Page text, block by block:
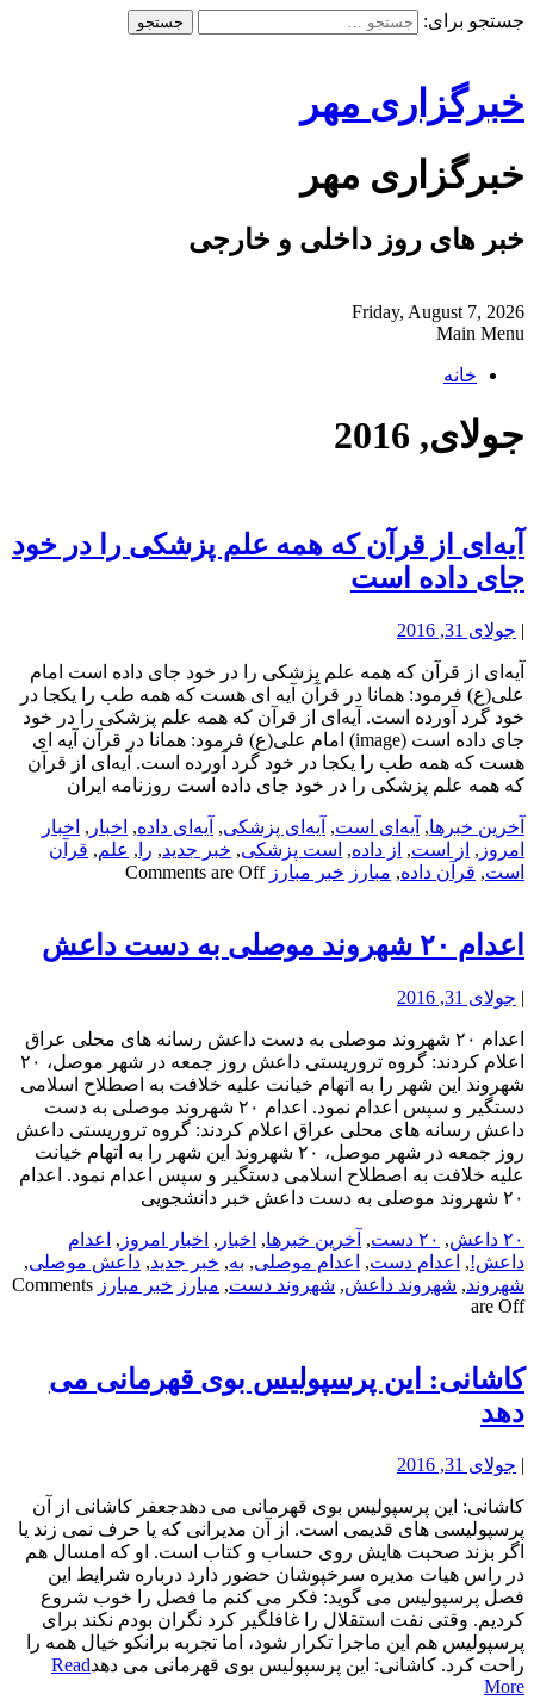
جستجو برای:
خبرگزاری مهر
خبرگزاری مهر
خبر های روز داخلی و خارجی
Friday, August 7, 2026
Main Menu
خانه
جولای, 2016
آیه‌ای از قرآن که همه علم پزشکی را در خود
جای داده است
| جولای 31, 2016
آیه‌ای از قرآن که همه علم پزشکی را در خود جای داده است امام
علی(ع) فرمود: همانا در قرآن آیه اى هست که همه طب را یکجا در
خود گرد آورده است. آیه‌ای از قرآن که همه علم پزشکی را در خود
جای داده است (image) امام علی(ع) فرمود: همانا در قرآن آیه اى
هست که همه طب را یکجا در خود گرد آورده است. آیه‌ای از قرآن
که همه علم پزشکی را در خود جای داده است روزنامه ایران
آخرین خبرها, آیه‌ای است, آیه‌ای پزشکی, آیه‌ای داده, اخبار , اخبار
امروز , از است, از داده, است پزشکی, خبر جدید, را , علم, قرآن
است, قرآن داده, مبارز خبر مبارز Comments are Off
اعدام ۲۰ شهروند موصلی به دست داعش
| جولای 31, 2016
اعدام ۲۰ شهروند موصلی به دست داعش رسانه های محلی عراق
اعلام کردند: گروه تروریستی داعش روز جمعه در شهر موصل، ۲۰
شهروند این شهر را به اتهام خیانت علیه خلافت به اصطلاح اسلامی
دستگیر و سپس اعدام نمود. اعدام ۲۰ شهروند موصلی به دست
داعش رسانه های محلی عراق اعلام کردند: گروه تروریستی داعش
روز جمعه در شهر موصل، ۲۰ شهروند این شهر را به اتهام خیانت
علیه خلافت به اصطلاح اسلامی دستگیر و سپس اعدام نمود. اعدام
۲۰ شهروند موصلی به دست داعش خبر دانشجویی
۲۰ داعش , ۲۰ دست , آخرین خبرها, اخبار , اخبار امروز ,
اعدام
داعش!, اعدام دست, اعدام موصلی, به, خبر جدید, داعش موصلی,
شهروند, شهروند داعش, شهروند دست, مبارز خبر مبارز Comments
are Off
کاشانی: این پرسپولیس بوی قهرمانی می
دهد
| جولای 31, 2016
کاشانی: این پرسپولیس بوی قهرمانی می دهدجعفر کاشانی از آن
پرسپولیسی های قدیمی است. از آن مدیرانی که یا حرف نمی زند یا
اگر بزند صحبت هایش روی حساب و کتاب است. او که امسال هم
در راس هیات مدیره سرخپوشان حضور دارد درباره شرایط این
فصل پرسپولیس می گوید: فکر می کنم ما فصل را خوب شروع
کردیم. وقتی نفت استقلال را غافلگیر کرد نگران بودم نکند برای
پرسپولیس هم این ماجرا تکرار شود، اما تجربه برانکو خیال همه را
راحت کرد. کاشانی: این پرسپولیس بوی قهرمانی می دهدRead
More